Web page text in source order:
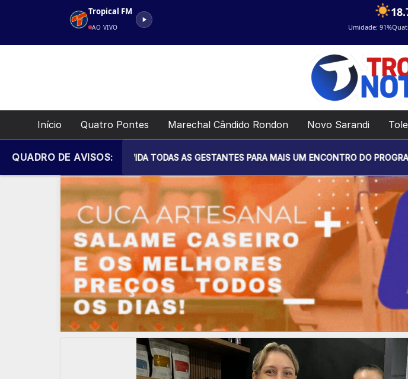
Tropical FM
AO VIVO Umidade: 91%
Início Quatro Pontes Marechal Cândido Rondon Novo Sarandi
QUADRO DE AVISOS:
CONVIDA TODAS AS GESTANTES PARA MAIS UM ENCONTRO DO PROGRAMA MÃE